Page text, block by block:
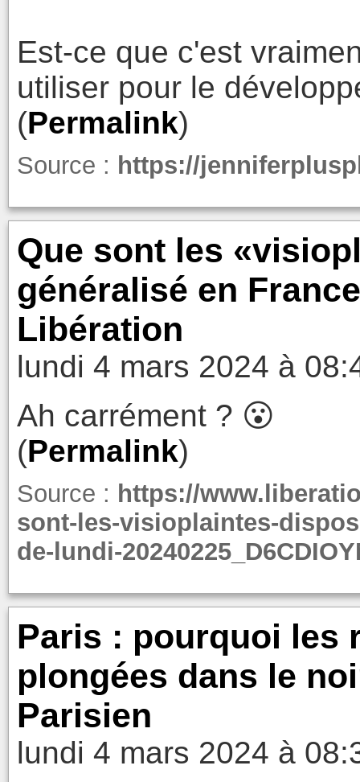
Est-ce que c'est
utiliser pour le
(Permalink)
Source : https://
Que sont les
généralisé en
Libération
lundi 4 mars 2024 à
Ah carrément ? 😮
(Permalink)
Source : https://
sont-les-visioplaintes-
de-lundi-
Paris : pourquoi les
plongées dans le
Parisien
lundi 4 mars 2024 à